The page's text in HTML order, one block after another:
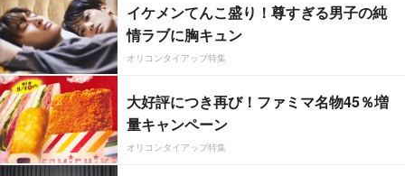
イケメンてんこ盛り！尊すぎる男子の純
情ラブに胸キュン
オリコンタイアップ特集
大好評につき再び！ファミマ名物45％増
量キャンペーン
オリコンタイアップ特集